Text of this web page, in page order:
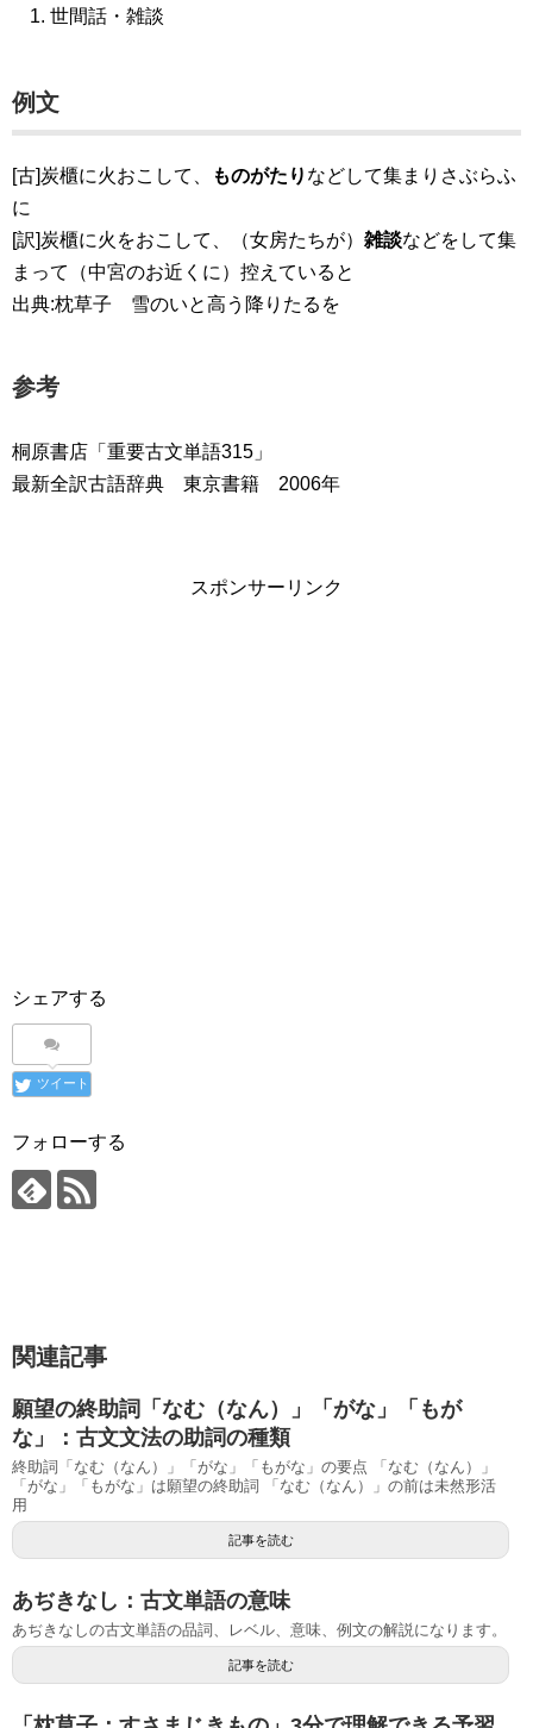
世間話・雑談
例文
[古]炭櫃に火おこして、 ものがたり などして集まりさぶらふ
に
[訳]炭櫃に火をおこして、（女房たちが） 雑談などをして集
まって（中宮のお近くに）控えていると
出典:枕草子 雪のいと高う降りたるを
参考
桐原書店「重要古文単語315」
最新全訳古語辞典 東京書籍 2006年
スポンサーリンク
シェアする
ツイート
フォローする
関連記事
願望の終助詞「なむ（なん）」「がな」「もが
な」：古文文法の助詞の種類
終助詞「なむ（なん）」「がな」「もがな」の要点 「なむ（なん）」
「がな」「もがな」は願望の終助詞 「なむ（なん）」の前は未然形活
用
記事を読む
あぢきなし：古文単語の意味
あぢきなしの古文単語の品詞、レベル、意味、例文の解説になります。
記事を読む